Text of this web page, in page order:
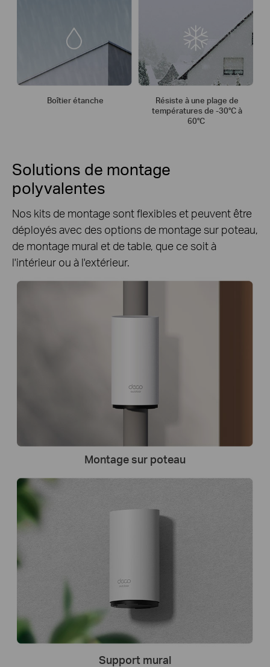
Boîtier étanche
Résiste à une plage de
températures de -30°C à
60°C
Solutions de montage
polyvalentes
Nos kits de montage sont flexibles et peuvent être
déployés avec des options de montage sur poteau,
de montage mural et de table, que ce soit à
l'intérieur ou à l'extérieur.
Montage sur poteau
Support mural